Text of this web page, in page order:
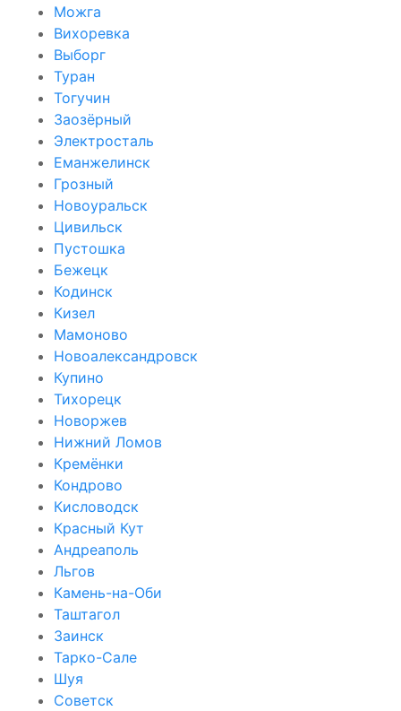
Можга
Вихоревка
Выборг
Туран
Тогучин
Заозёрный
Электросталь
Еманжелинск
Грозный
Новоуральск
Цивильск
Пустошка
Бежецк
Кодинск
Кизел
Мамоново
Новоалександровск
Купино
Тихорецк
Новоржев
Нижний Ломов
Кремёнки
Кондрово
Кисловодск
Красный Кут
Андреаполь
Льгов
Камень-на-Оби
Таштагол
Заинск
Тарко-Сале
Шуя
Советск